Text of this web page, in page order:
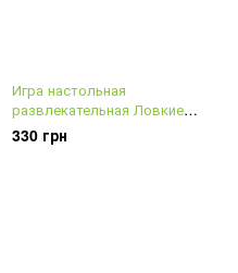
Игра настольная
развлекательная Ловкие
овцы Схвати 10-ку
330 грн